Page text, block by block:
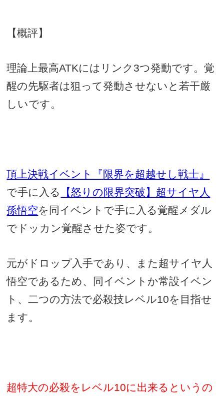
【概評】
理論上最高ATKにはリンク 3つ発動です。覚
醒の先駆者は狙って発動させないと若干厳
しいです。
頂上決戦イベント『限界を超越せし戦士』
で手に入る
【怒りの限界突破】超サイヤ人
孫悟空を同イベントで手に入る覚醒メダル
でドッカン覚醒させた姿です。
元がドロップ入手であり、また超サイヤ人
悟空であるため、同イベントか常設イベン
ト、二つの方法で必殺技レベル10を目指せ
ます。
超特大の必殺をレベル10に出来るというの